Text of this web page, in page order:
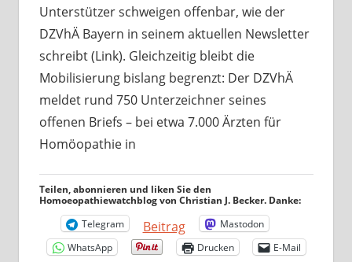
Unterstützer schweigen offenbar, wie der
DZVhÄ Bayern in seinem aktuellen Newsletter
schreibt (Link). Gleichzeitig bleibt die
Mobilisierung bislang begrenzt: Der DZVhÄ
meldet rund 750 Unterzeichner seines
offenen Briefs – bei etwa 7.000 Ärzten für
Homöopathie in
Teilen, abonnieren und liken Sie den
Homoeopathiewatchblog von Christian J. Becker. Danke:
Telegram
Beitrag
Mastodon
WhatsApp
Drucken E-Mail